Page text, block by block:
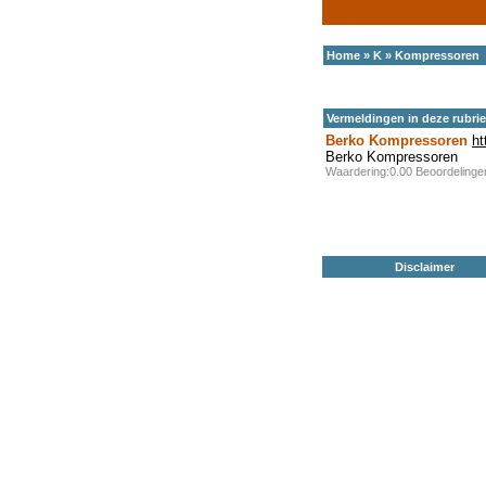
Home » K » Kompressoren
Vermeldingen in deze
Berko Kompressoren
Berko Kompressoren
Waardering:0.00
Disclaimer